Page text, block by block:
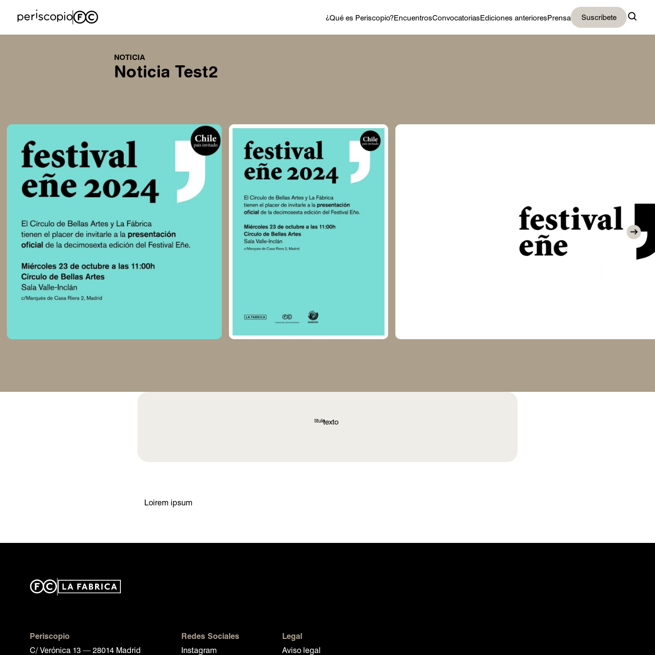
¿Qué es Periscopio?EncuentrosConvocatoriasEdiciones anterioresPrensa Suscríbete
NOTICIA
Noticia Test2
titulotexto
Loirem ipsum
Periscopio
C/ Verónica 13 — 28014 Madrid
Redes Sociales
Instagram
Legal
Aviso legal